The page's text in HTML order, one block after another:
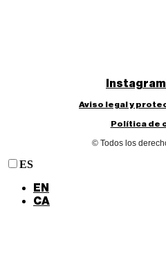
Instagram
Aviso legal y
Política de
© Todos los
ES
EN
CA